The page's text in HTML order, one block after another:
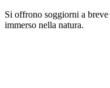
Si offrono soggiorni a
immerso nella natura.